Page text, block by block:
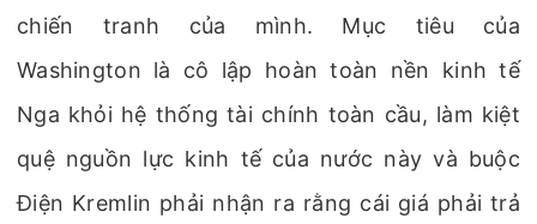
chiến tranh của mình. Mục tiêu của
Washington là cô lập hoàn toàn nền kinh tế
Nga khỏi hệ thống tài chính toàn cầu, làm kiệt
quệ nguồn lực kinh tế của nước này và buộc
Điện Kremlin phải nhận ra rằng cái giá phải trả